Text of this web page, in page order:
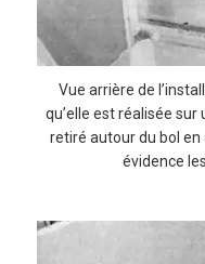
Vue arrière de
qu’elle est réalisée
retiré autour du bol
évidence